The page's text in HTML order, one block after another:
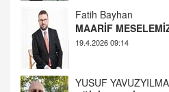
YUSUF YAVUZYILMAZ